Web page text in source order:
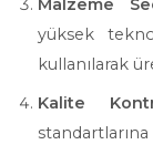
Malzeme
yüksek
kullanılarak
Kalite